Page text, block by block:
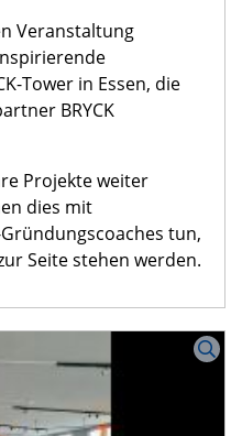
Veranstaltung
Tower in Essen, die
BRYCK
Projekte weiter
dies mit
tun,
Seite stehen werden.